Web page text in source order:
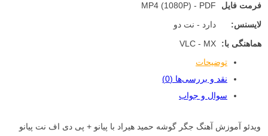
فرمت فایل
MP4 (1080P) - PDF
لایسنس:
دارد - نت دو
هماهنگی با:
VLC - MX
توضیحات
نقد و بررسی‌ها (0)
سوال و جواب
ویدئو آموزش آهنگ جگر گوشه حمید هیراد با پیانو + پی دی اف نت پیانو